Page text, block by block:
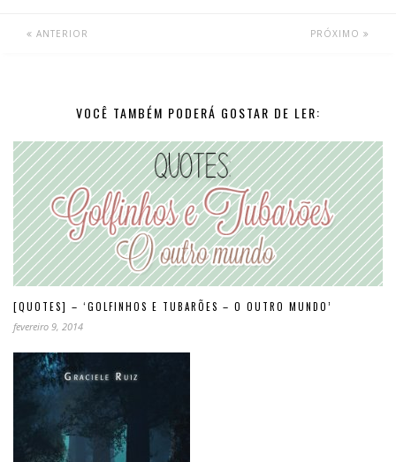
ANTERIOR PRÓXIMO
VOCÊ TAMBÉM PODERÁ GOSTAR DE LER:
[QUOTES] – ‘GOLFINHOS E TUBARÕES – O OUTRO MUNDO’
fevereiro 9, 2014